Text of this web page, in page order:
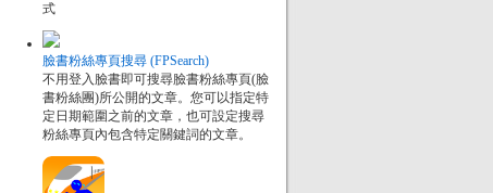
式
臉書粉絲專頁搜尋 (FPSearch)
不用登入臉書即可搜尋臉書粉絲專頁(臉
書粉絲團)所公開的文章。您可以指定特
定日期範圍之前的文章，也可設定搜尋
粉絲專頁內包含特定關鍵詞的文章。